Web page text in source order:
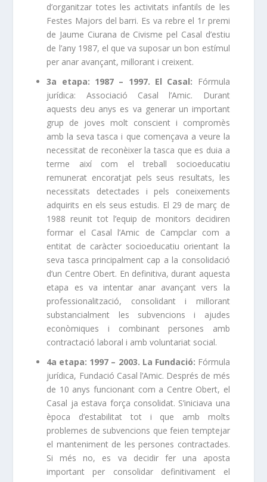
d’organitzar totes les activitats infantils de les
Festes Majors del barri. Es va rebre el 1r premi
de Jaume Ciurana de Civisme pel Casal d’estiu
de l’any 1987, el que va suposar un bon estímul
per anar avançant, millorant i creixent.
3a etapa: 1987 – 1997. El Casal: Fórmula
jurídica: Associació Casal l’Amic. Durant
aquests deu anys es va generar un important
grup de joves molt conscient i compromès
amb la seva tasca i que començava a veure la
necessitat de reconèixer la tasca que es duia a
terme així com el treball socioeducatiu
remunerat encoratjat pels seus resultats, les
necessitats detectades i pels coneixements
adquirits en els seus estudis. El 29 de març de
1988 reunit tot l’equip de monitors decidiren
formar el Casal l’Amic de Campclar com a
entitat de caràcter socioeducatiu orientant la
seva tasca principalment cap a la consolidació
d’un Centre Obert. En definitiva, durant aquesta
etapa es va intentar anar avançant vers la
professionalització, consolidant i millorant
substancialment les subvencions i ajudes
econòmiques i combinant persones amb
contractació laboral i amb voluntariat social.
4a etapa: 1997 – 2003. La Fundació: Fórmula
jurídica, Fundació Casal l’Amic. Després de més
de 10 anys funcionant com a Centre Obert, el
Casal ja estava força consolidat. S’iniciava una
època d’estabilitat tot i que amb molts
problemes de subvencions que feien temptejar
el manteniment de les persones contractades.
Si més no, es va decidir fer una aposta
important per consolidar definitivament el